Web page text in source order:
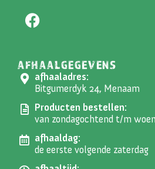
AFHAALGEGEVENS
afhaaladres:
Bitgumerdyk 24, Menaam
Producten bestellen:
van zondagochtend t/m
afhaaldag:
de eerste volgende zaterdag